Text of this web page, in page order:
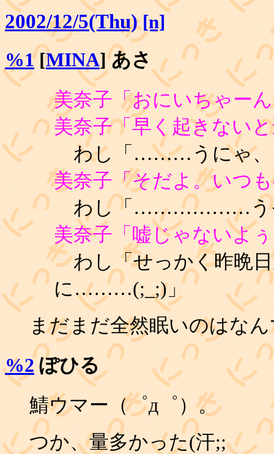
2002/12/5(Thu) [n]
%1[MINA] あさ
美奈子「おにいちゃー
美奈子「早く起きない
わし「………うにゃ、
美奈子「そだよ。いつ
わし「………………う
美奈子「嘘じゃないよ
わし「せっかく昨晩日
に………(;_;)」
まだまだ全然眠いのはな
%2ぽひる
鯖ウマー（゜д゜）。
つか、量多かった(汗;;